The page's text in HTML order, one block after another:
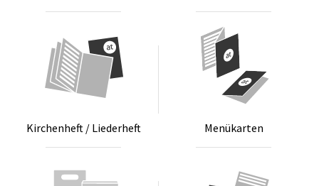
Kir­chen­heft / Lie­der­heft Me­nü­kar­ten